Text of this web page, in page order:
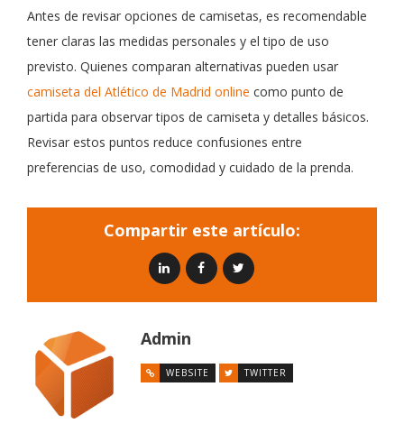
Antes de revisar opciones de camisetas, es recomendable
tener claras las medidas personales y el tipo de uso
previsto. Quienes comparan alternativas pueden usar
camiseta del Atlético de Madrid online como punto de
partida para observar tipos de camiseta y detalles básicos.
Revisar estos puntos reduce confusiones entre
preferencias de uso, comodidad y cuidado de la prenda.
Compartir este artículo:
Admin
WEBSITE TWITTER